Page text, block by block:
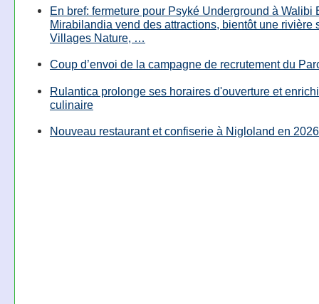
En bref: fermeture pour Psyké Underground à Walibi
Mirabilandia vend des attractions, bientôt une rivière
Villages Nature, …
Coup d’envoi de la campagne de recrutement du
Rulantica prolonge ses horaires d'ouverture et
culinaire
Nouveau restaurant et confiserie à Nigloland en 2026